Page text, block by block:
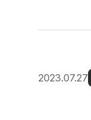
2023.07.27